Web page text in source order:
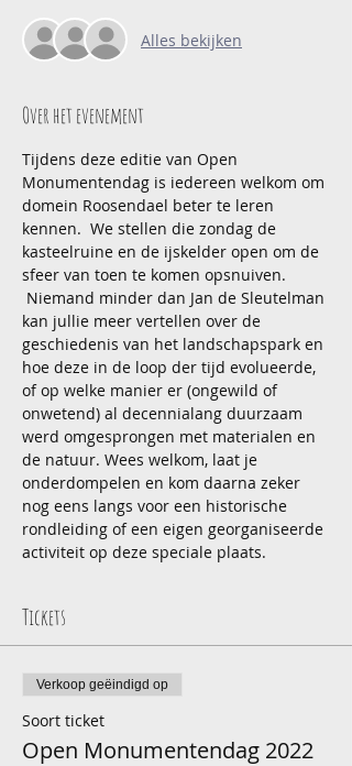
Alles bekijken
Over het evenement
Tijdens deze editie van Open
Monumentendag is iedereen welkom om
domein Roosendael beter te leren
kennen.  We stellen die zondag de
kasteelruine en de ijskelder open om de
sfeer van toen te komen opsnuiven.
Niemand minder dan Jan de Sleutelman
kan jullie meer vertellen over de
geschiedenis van het landschapspark en
hoe deze in de loop der tijd evolueerde,
of op welke manier er (ongewild of
onwetend) al decennialang duurzaam
werd omgesprongen met materialen en
de natuur. Wees welkom, laat je
onderdompelen en kom daarna zeker
nog eens langs voor een historische
rondleiding of een eigen georganiseerde
activiteit op deze speciale plaats.
Tickets
Verkoop geëindigd op
Soort ticket
Open Monumentendag 2022